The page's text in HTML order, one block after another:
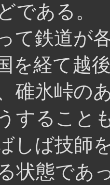
である。
て鉄道が
を経て越
碓氷峠の
すること
しば技師
状態であ